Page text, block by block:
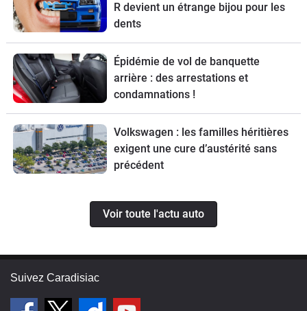
R devient un étrange bijou pour les
dents
Épidémie de vol de banquette
arrière : des arrestations et
condamnations !
Volkswagen : les familles héritières
exigent une cure d’austérité sans
précédent
Voir toute l'actu auto
Suivez Caradisiac